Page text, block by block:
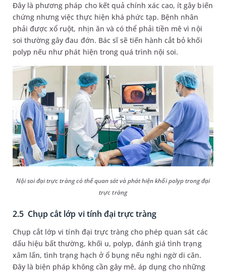
Đây là phương pháp cho kết quả chính xác cao, ít gây biến
chứng nhưng việc thực hiện khá phức tạp. Bệnh nhân
phải được xổ ruột, nhịn ăn và có thể phải tiền mê vì nội
soi thường gây đau đớn. Bác sĩ sẽ tiến hành cắt bỏ khối
polyp nếu như phát hiện trong quá trình nội soi.
Nội soi đại trực tràng có thể quan sát và phát hiện khối polyp trong đại
trực tràng
2.5 Chụp cắt lớp vi tính đại trực tràng
Chụp cắt lớp vi tính đại trực tràng cho phép quan sát các
dấu hiệu bất thường, khối u, polyp, đánh giá tình trạng
xâm lấn, tình trạng hạch ở ổ bụng nếu nghi ngờ di căn.
Đây là biện pháp không cần gây mê, áp dụng cho những